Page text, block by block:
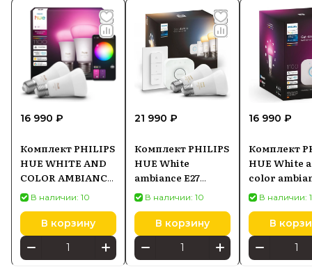
16 990 ₽
Комплект PHILIPS
HUE WHITE AND
COLOR AMBIANCE
A60 Bluetooth,
Zigbee
929003853502
В наличии: 10
В корзину
21 990 ₽
Комплект PHILIPS
HUE White
ambiance E27
929002468406
В наличии: 10
В корзину
16 990 ₽
Комплект
HUE White
color
В наличии:
В